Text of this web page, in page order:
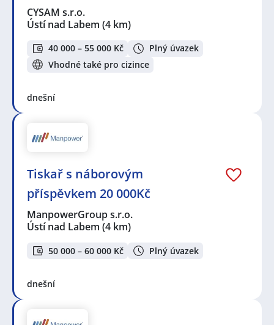
CYSAM s.r.o.
Ústí nad Labem (4 km)
40 000 – 55 000 Kč
Plný úvazek
Vhodné také pro cizince
dnešní
Tiskař s náborovým
příspěvkem 20 000Kč
ManpowerGroup s.r.o.
Ústí nad Labem (4 km)
50 000 – 60 000 Kč Plný úvazek
dnešní